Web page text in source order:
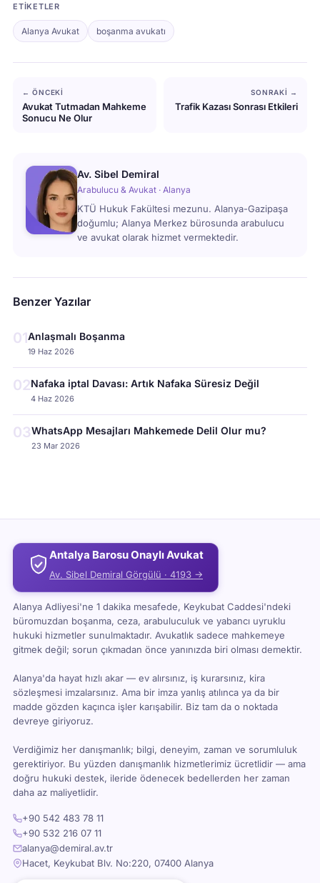
ETIKETLER
Alanya Avukat boşanma avukatı
← ÖNCEKI
Avukat Tutmadan Mahkeme
Sonucu Ne Olur
SONRAKI →
Trafik Kazası Sonrası Etkileri
Av. Sibel Demiral
Arabulucu & Avukat · Alanya
KTÜ Hukuk Fakültesi mezunu. Alanya-Gazipaşa
doğumlu; Alanya Merkez bürosunda arabulucu
ve avukat olarak hizmet vermektedir.
Benzer Yazılar
01Anlaşmalı Boşanma
19 Haz 2026
02Nafaka iptal Davası: Artık Nafaka Süresiz Değil
4 Haz 2026
03WhatsApp Mesajları Mahkemede Delil Olur mu?
23 Mar 2026
Antalya Barosu Onaylı Avukat
Av. Sibel Demiral Görgülü · 4193 →
Alanya Adliyesi'ne 1 dakika mesafede, Keykubat Caddesi'ndeki
büromuzdan boşanma, ceza, arabuluculuk ve yabancı uyruklu
hukuki hizmetler sunulmaktadır. Avukatlık sadece mahkemeye
gitmek değil; sorun çıkmadan önce yanınızda biri olması demektir.
Alanya'da hayat hızlı akar — ev alırsınız, iş kurarsınız, kira
sözleşmesi imzalarsınız. Ama bir imza yanlış atılınca ya da bir
madde gözden kaçınca işler karışabilir. Biz tam da o noktada
devreye giriyoruz.
Verdiğimiz her danışmanlık; bilgi, deneyim, zaman ve sorumluluk
gerektiriyor. Bu yüzden danışmanlık hizmetlerimiz ücretlidir — ama
doğru hukuki destek, ileride ödenecek bedellerden her zaman
daha az maliyetlidir.
+90 542 483 78 11
+90 532 216 07 11
alanya@demiral.av.tr
Hacet, Keykubat Blv. No:220, 07400 Alanya